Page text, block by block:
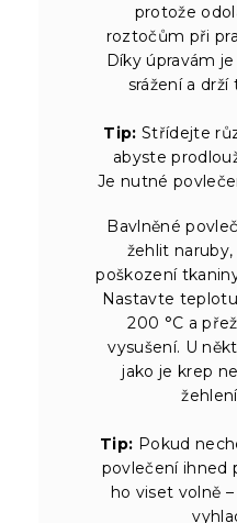
protože
roztočům při
Díky úpravám
srážení a drží
Tip: Střídejte
abyste
Je nutné
Bavlněné
žehlit naruby,
poškození
Nastavte
200 °C a
vysušení. U
jako je krep
Tip: Pokud
povlečení ihned
ho viset volně